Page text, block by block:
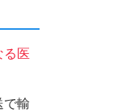
る医
で輸